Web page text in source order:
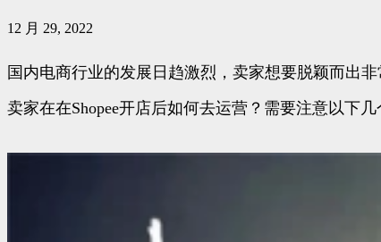
12 月 29, 2022
国内电商行业的发展日趋激烈，卖家想要脱颖而出
卖家在在Shopee开店后如何去运营？需要注意以下几